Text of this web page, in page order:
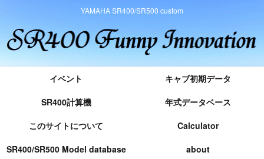
YAMAHA SR400/SR500 custom
イベント
キャブ初期データ
SR400計算機
年式データベース
このサイトについて
Calculator
SR400/SR500 Model database
about